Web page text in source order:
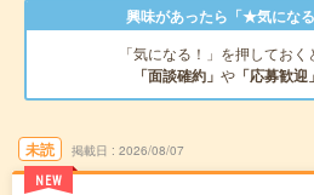
興味があったら「★気にな
「気になる！」を押してお
「面談確約」 や 「応募歓迎」
未読
NEW
掲載日 2026/08/07